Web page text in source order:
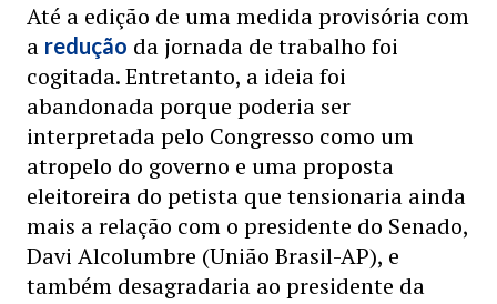
Até a edição de uma medida provisória com
a redução da jornada de trabalho foi
cogitada. Entretanto, a ideia foi
abandonada porque poderia ser
interpretada pelo Congresso como um
atropelo do governo e uma proposta
eleitoreira do petista que tensionaria ainda
mais a relação com o presidente do Senado,
Davi Alcolumbre (União Brasil-AP), e
também desagradaria ao presidente da